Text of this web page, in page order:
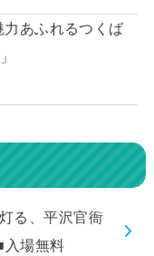
あふれるつくば
る、平沢官衙
入場無料